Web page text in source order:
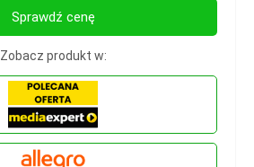
Sprawdź cenę
Zobacz produkt w: